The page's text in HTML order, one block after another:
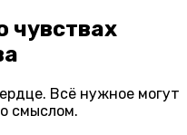
чувствах
Всё нужное могут
смыслом.